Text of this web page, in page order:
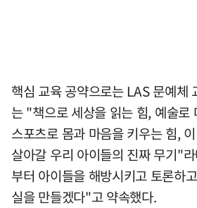
핵심 교육 공약으로는 LAS 문예체
는 "책으로 세상을 읽는 힘, 예술로
스포츠로 몸과 마음을 키우는 힘,
살아갈 우리 아이들의 진짜 무기"
부터 아이들을 해방시키고 토론하
실을 만들겠다"고 약속했다.